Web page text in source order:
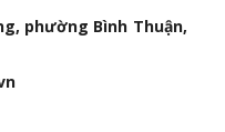
phường Bình Thuận,